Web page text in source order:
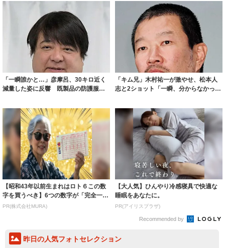
「一瞬誰かと…」彦摩呂、30キロ近く
減量した姿に反響 既製品の防護服が
「キム兄」木村祐一が激やせ、松本人
志と2ショット「一瞬、分からなかった
【昭和43年以前生まれはロト６この数
字を買うべき】6つの数字が「完全一
致」する方...
PR(株式会社MURA)
【大人気】ひんやり冷感寝具で快適な
睡眠をあなたに。
PR(アイリスプラザ)
Recommended by
昨日の人気フォトセレクション